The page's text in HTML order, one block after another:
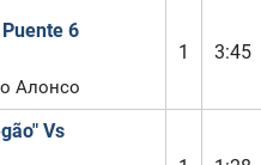
6
1
3:45
Алонсо
Vs